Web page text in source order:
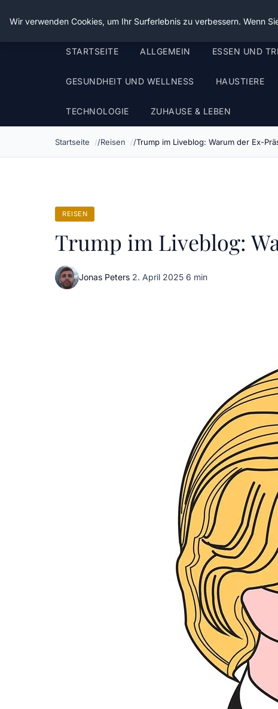
Die Schnitter
STARTSEITE ALLGEMEIN ESSEN UND
GESUNDHEIT UND WELLNESS HAUSTIERE
TECHNOLOGIE ZUHAUSE & LEBEN
Startseite Reisen Trump im Liveblog: Warum der Ex-
REISEN
Trump im Liveblog:
Jonas Peters·2. April 2025·6 min
Wir verwenden Cookies, um Ihr Surferlebnis zu verbessern. Wenn